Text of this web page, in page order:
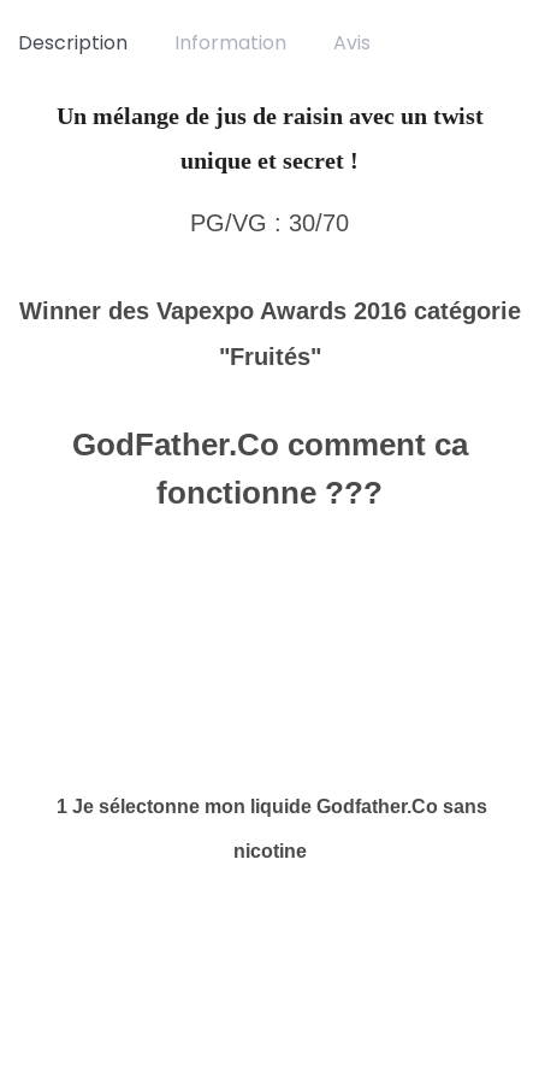
Description Information Avis
Un mélange de jus de raisin avec un twist
unique et secret !
PG/VG : 30/70
Winner des Vapexpo Awards 2016 catégorie
"Fruités"
GodFather.Co comment ca
fonctionne ???
1 Je sélectonne mon liquide Godfather.Co sans
nicotine